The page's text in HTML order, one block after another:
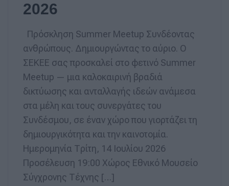
2026
Πρόσκληση Summer Meetup Συνδέοντας
ανθρώπους. Δημιουργώντας το αύριο. Ο
ΣΕΚΕΕ σας προσκαλεί στο φετινό Summer
Meetup — μια καλοκαιρινή βραδιά
δικτύωσης και ανταλλαγής ιδεών ανάμεσα
στα μέλη και τους συνεργάτες του
Συνδέσμου, σε έναν χώρο που γιορτάζει τη
δημιουργικότητα και την καινοτομία.
Ημερομηνία Τρίτη, 14 Ιουλίου 2026
Προσέλευση 19:00 Χώρος Εθνικό Μουσείο
Σύγχρονης Τέχνης […]